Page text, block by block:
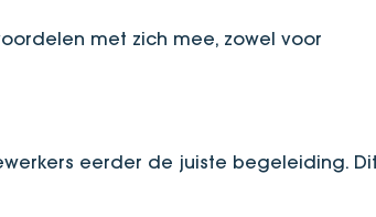
met zich mee, zowel voor
eerder de juiste begeleiding. Dit